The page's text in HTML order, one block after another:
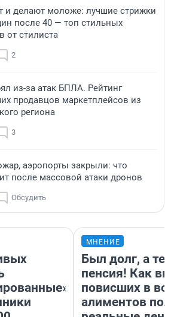
и делают моложе: лучшие стрижки
после 40 — топ стильных
от стилиста
2
из-за атак БПЛА. Рейтинг
продавцов маркетплейсов из
региона
3
аэропорты закрыли: что
после массовой атаки дронов
Обсудить
МНЕНИЕ
Был долг, а
пенсия! Как
повисших в
алиментов